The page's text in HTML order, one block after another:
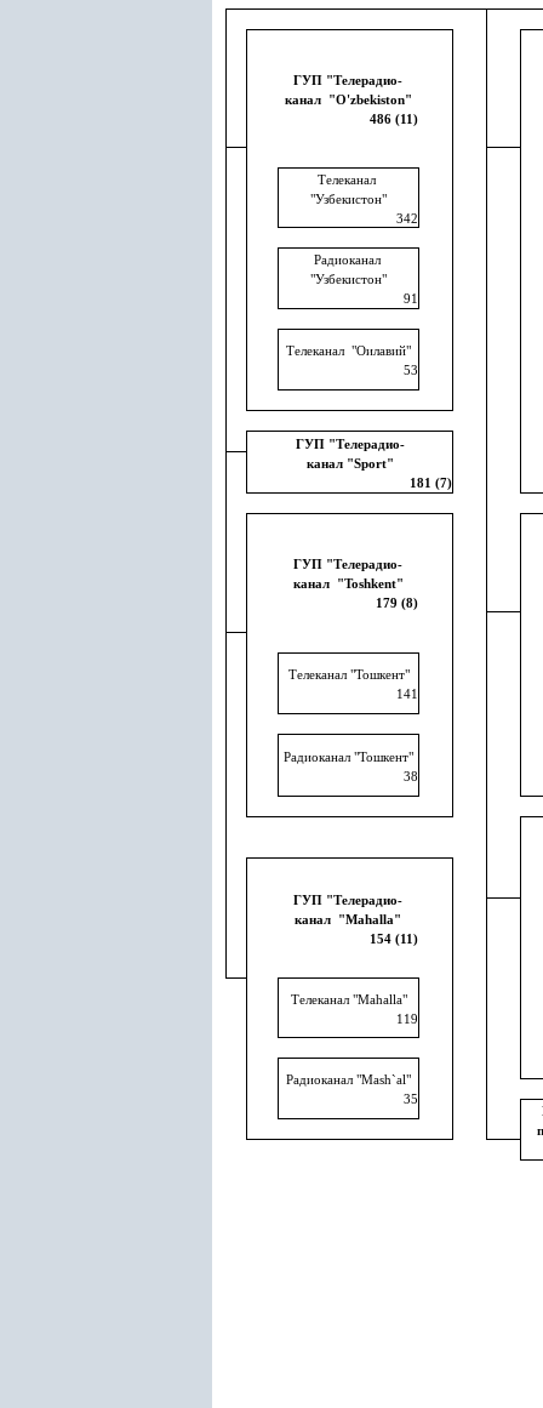
ГУП "Телерадио-
канал "O'zbekiston"
486 (11)
Телеканал
"Узбекистон"
342
Радиоканал
"Узбекистон"
91
Телеканал "Оилавий"
53
ГУП "Телерадио-
канал "Sроrt"
181 (7)
ГУП "Телерадио-
канал
"Toshkent"
179 (8)
Телеканал "Тошкент"
141
Радиоканал "Тошкент"
38
ГУП "Телерадио-
канал
"Mahalla"
154 (11)
Телеканал "Mahalla"
119
Радиоканал "Mash`al"
35